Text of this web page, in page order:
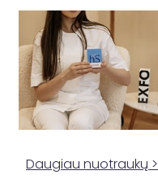
Daugiau nuotraukų >